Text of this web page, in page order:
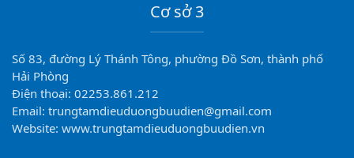
Cơ sở 3
Số 83, đường Lý Thánh Tông, phường Đồ Sơn, thành phố
Hải Phòng
Điện thoại: 02253.861.212
Email: trungtamdieuduongbuudien@gmail.com
Website: www.trungtamdieuduongbuudien.vn